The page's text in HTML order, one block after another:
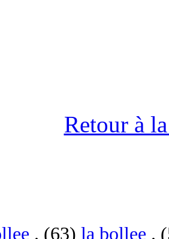
Retour à
. (63) la bollee .